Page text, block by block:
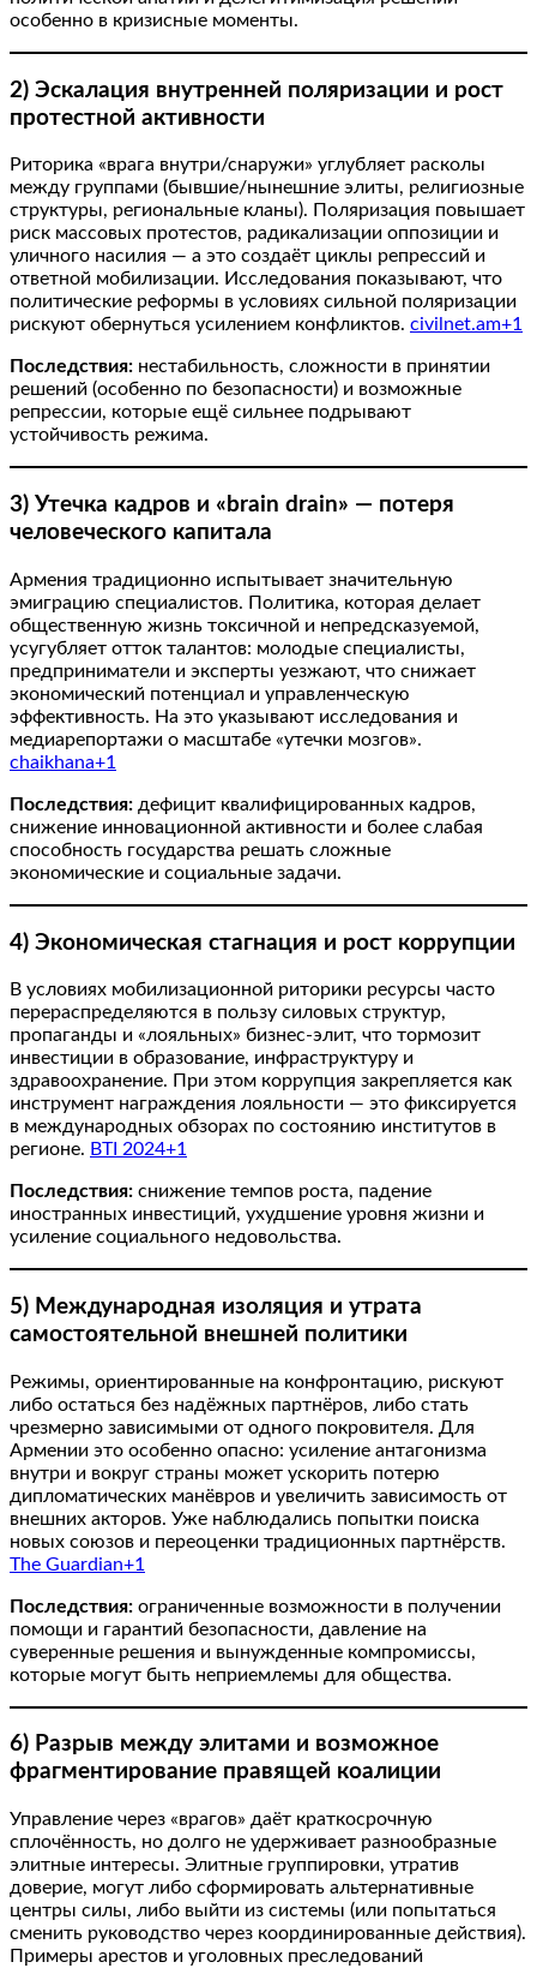
особенно в кризисные моменты.
2) Эскалация внутренней поляризации и рост
протестной активности
Риторика «врага внутри/снаружи» углубляет расколы
между группами (бывшие/нынешние элиты, религиозные
структуры, региональные кланы). Поляризация повышает
риск массовых протестов, радикализации оппозиции и
уличного насилия — а это создаёт циклы репрессий и
ответной мобилизации. Исследования показывают, что
политические реформы в условиях сильной поляризации
рискуют обернуться усилением конфликтов. civilnet.am+1
Последствия: нестабильность, сложности в принятии
решений (особенно по безопасности) и возможные
репрессии, которые ещё сильнее подрывают
устойчивость режима.
3) Утечка кадров и «brain drain» — потеря
человеческого капитала
Армения традиционно испытывает значительную
эмиграцию специалистов. Политика, которая делает
общественную жизнь токсичной и непредсказуемой,
усугубляет отток талантов: молодые специалисты,
предприниматели и эксперты уезжают, что снижает
экономический потенциал и управленческую
эффективность. На это указывают исследования и
медиарепортажи о масштабе «утечки мозгов».
chaikhana+1
Последствия: дефицит квалифицированных кадров,
снижение инновационной активности и более слабая
способность государства решать сложные
экономические и социальные задачи.
4) Экономическая стагнация и рост коррупции
В условиях мобилизационной риторики ресурсы часто
перераспределяются в пользу силовых структур,
пропаганды и «лояльных» бизнес-элит, что тормозит
инвестиции в образование, инфраструктуру и
здравоохранение. При этом коррупция закрепляется как
инструмент награждения лояльности — это фиксируется
в международных обзорах по состоянию институтов в
регионе. BTI 2024+1
Последствия: снижение темпов роста, падение
иностранных инвестиций, ухудшение уровня жизни и
усиление социального недовольства.
5) Международная изоляция и утрата
самостоятельной внешней политики
Режимы, ориентированные на конфронтацию, рискуют
либо остаться без надёжных партнёров, либо стать
чрезмерно зависимыми от одного покровителя. Для
Армении это особенно опасно: усиление антагонизма
внутри и вокруг страны может ускорить потерю
дипломатических манёвров и увеличить зависимость от
внешних акторов. Уже наблюдались попытки поиска
новых союзов и переоценки традиционных партнёрств.
The Guardian+1
Последствия: ограниченные возможности в получении
помощи и гарантий безопасности, давление на
суверенные решения и вынужденные компромиссы,
которые могут быть неприемлемы для общества.
6) Разрыв между элитами и возможное
фрагментирование правящей коалиции
Управление через «врагов» даёт краткосрочную
сплочённость, но долго не удерживает разнообразные
элитные интересы. Элитные группировки, утратив
доверие, могут либо сформировать альтернативные
центры силы, либо выйти из системы (или попытаться
сменить руководство через координированные действия).
Примеры арестов и уголовных преследований